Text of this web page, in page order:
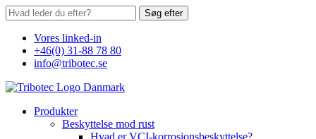
Søg efter
Vores linked-in
+46(0) 31-88 78 80
info@tribotec.se
Produkter
Beskyttelse mod rust
Hvad er VCI-korrosionsbeskyttelse?